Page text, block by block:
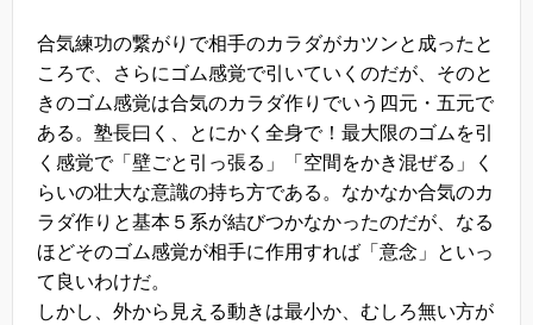
合気練功の繋がりで相手のカラダがカツンと成ったと
ころで、さらにゴム感覚で引いていくのだが、そのと
きのゴム感覚は合気のカラダ作りでいう四元・五元で
ある。塾長曰く、とにかく全身で！最大限のゴムを引
く感覚で「壁ごと引っ張る」「空間をかき混ぜる」く
らいの壮大な意識の持ち方である。なかなか合気のカ
ラダ作りと基本５系が結びつかなかったのだが、なる
ほどそのゴム感覚が相手に作用すれば「意念」といっ
て良いわけだ。
しかし、外から見える動きは最小か、むしろ無い方が